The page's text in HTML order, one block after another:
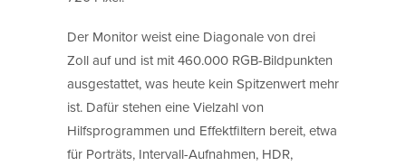
Der Monitor weist eine Diagonale von drei
Zoll auf und ist mit 460.000 RGB-Bildpunkten
ausgestattet, was heute kein Spitzenwert mehr
ist. Dafür stehen eine Vielzahl von
Hilfsprogrammen und Effektfiltern bereit, etwa
für Porträts, Intervall-Aufnahmen, HDR,